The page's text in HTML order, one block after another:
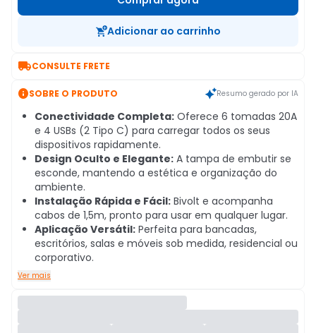
Adicionar ao carrinho
CONSULTE FRETE
SOBRE O PRODUTO Resumo gerado por IA
Conectividade Completa: Oferece 6 tomadas 20A
e 4 USBs (2 Tipo C) para carregar todos os seus
dispositivos rapidamente.
Design Oculto e Elegante: A tampa de embutir se
esconde, mantendo a estética e organização do
ambiente.
Instalação Rápida e Fácil: Bivolt e acompanha
cabos de 1,5m, pronto para usar em qualquer lugar.
Aplicação Versátil: Perfeita para bancadas,
escritórios, salas e móveis sob medida, residencial ou
corporativo.
Ver mais